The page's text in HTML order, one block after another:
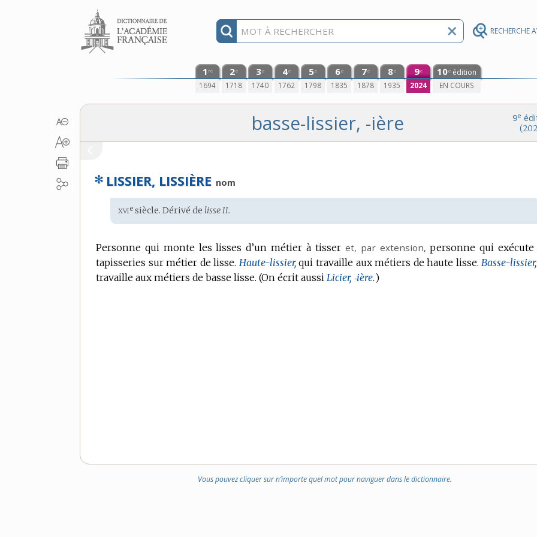
RECHERCHE
Aller au contenu
1 re
1694
2e
1718
3e
1740
4e
1762
5e
1798
6e
1835
7e
1878
8e
1935
9e
2024
10e édition
EN COURS
9e
basse-lissier, -ière
✻ LISSIER, LISSIÈRE nom
Étymologie
:
xvie siècle. Dérivé delisse II.
Personne qui monte les lisses d’un métier à tisser et, par extension, personne qui exécute
tapisseries sur métier de lisse. Haute-lissier, qui travaille aux métiers de haute lisse. Basse-lissier,
travaille aux métiers de basse lisse. (On écrit aussi Licier, ‑ière.)
Vous pouvez cliquer sur n’importe quel mot pour naviguer dans le dictionnaire.